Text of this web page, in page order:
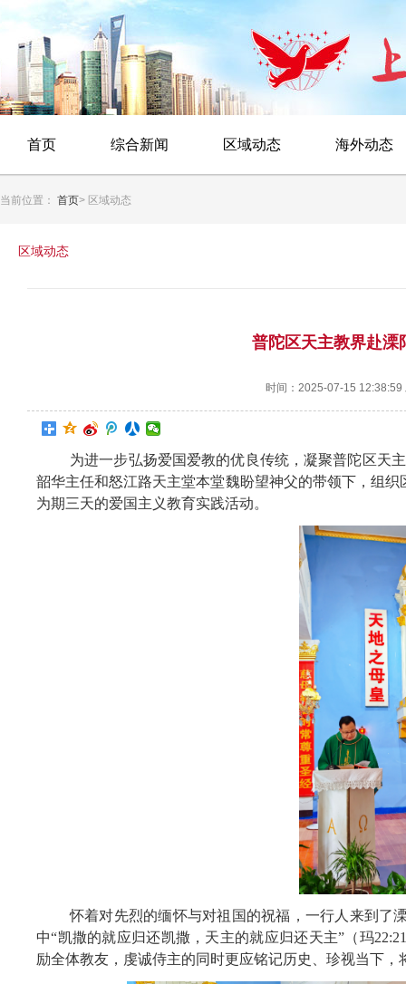
首页 综合新闻 区域动态 海外动态
当前位置： 首页> 区域动态
区域动态
普陀区天主教界赴溧
时间：2025-07-15
为进一步弘扬爱国爱教的优良传统，凝聚普陀区天
韶华主任和怒江路天主堂本堂魏盼望神父的带领下，组
为期三天的爱国主义教育实践活动。
怀着对先烈的缅怀与对祖国的祝福，一行人来到了
中“凯撒的就应归还凯撒，天主的就应归还天主”（玛
励全体教友，虔诚侍主的同时更应铭记历史、珍视当下